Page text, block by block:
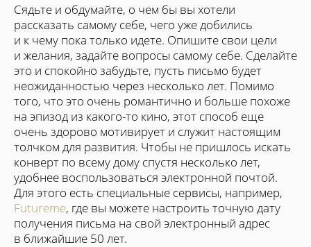
Сядьте и обдумайте, о чем бы вы хотели
рассказать самому себе, чего уже добились
и к чему пока только идете. Опишите свои цели
и желания, задайте вопросы самому себе. Сделайте
это и спокойно забудьте, пусть письмо будет
неожиданностью через несколько лет. Помимо
того, что это очень романтично и больше похоже
на эпизод из какого-то кино, этот способ еще
очень здорово мотивирует и служит настоящим
толчком для развития. Чтобы не пришлось искать
конверт по всему дому спустя несколько лет,
удобнее воспользоваться электронной почтой.
Для этого есть специальные сервисы, например,
Futureme, где вы можете настроить точную дату
получения письма на свой электронный адрес
в ближайшие 50 лет.